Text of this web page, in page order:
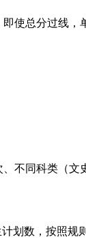
总分过线，
不同科类（文
数，按照规